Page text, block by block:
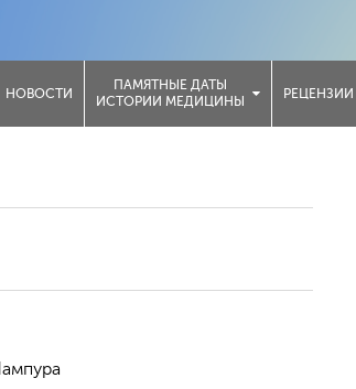
НОВОСТИ
ПАМЯТНЫЕ ДАТЫ
ИСТОРИИ МЕДИЦИНЫ
РЕЦЕНЗИИ